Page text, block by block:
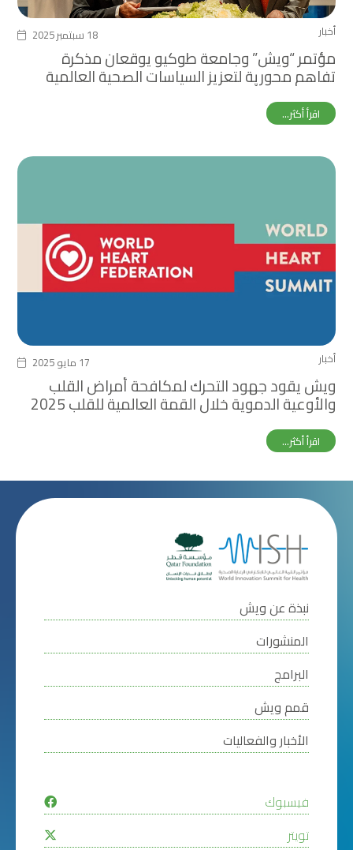
أخبار 18 سبتمبر 2025
مؤتمر “ويش” وجامعة طوكيو يوقعان مذكرة
تفاهم محورية لتعزيز السياسات الصحية العالمية
خلال معرض أوساكا إكسبو
اقرأ أكثر...
أخبار 17 مايو 2025
ويش يقود جهود التحرك لمكافحة أمراض القلب
والأوعية الدموية خلال القمة العالمية للقلب 2025
اقرأ أكثر...
نبذة عن ويش
المنشورات
البرامج
قمم ويش
الأخبار والفعاليات
فيسبوك
تويتر